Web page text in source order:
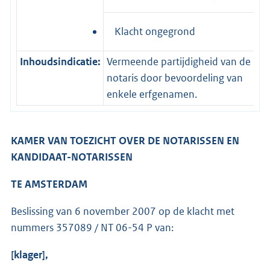
Klacht ongegrond
Inhoudsindicatie: Vermeende partijdigheid van de
notaris door bevoordeling van
enkele erfgenamen.
KAMER VAN TOEZICHT OVER DE NOTARISSEN EN
KANDIDAAT-NOTARISSEN
TE AMSTERDAM
Beslissing van 6 november 2007 op de klacht met
nummers 357089 / NT 06-54 P van:
[klager],